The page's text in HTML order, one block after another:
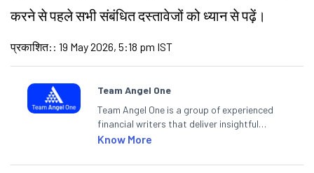
करने से पहले सभी संबंधित दस्तावेजों को ध्यान से पढ़ें।
प्रकाशित: : 19 May 2026, 5:18 pm IST
Team Angel One
Team Angel One is a group of experienced
financial writers that deliver insightful
articles on the stock market, IPO, economy,
categories.
Know More